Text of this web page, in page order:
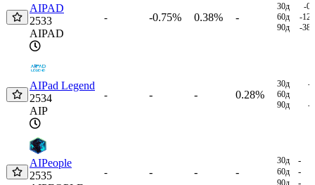
AIPAD
2533
AIPAD
- -0.75% 0.38% -
30д
-
60д
-
90д
-
AIPad Legend
2534
AIP
- - - 0.28%
30д
-
60д
90д
-
AIPeople
2535
- - - -
30д -
60д -
90д